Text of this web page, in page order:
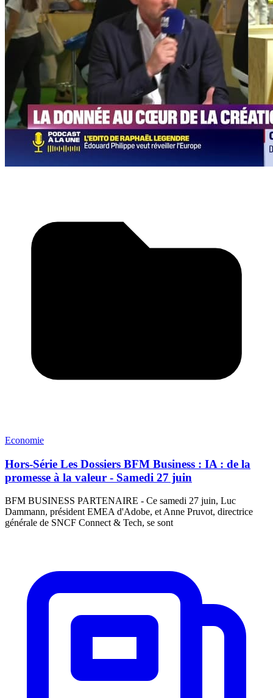
Economie
Hors-Série Les Dossiers BFM Business : IA : de la
promesse à la valeur - Samedi 27 juin
BFM BUSINESS PARTENAIRE - Ce samedi 27 juin, Luc
Dammann, président EMEA d'Adobe, et Anne Pruvot, directrice
générale de SNCF Connect & Tech, se sont